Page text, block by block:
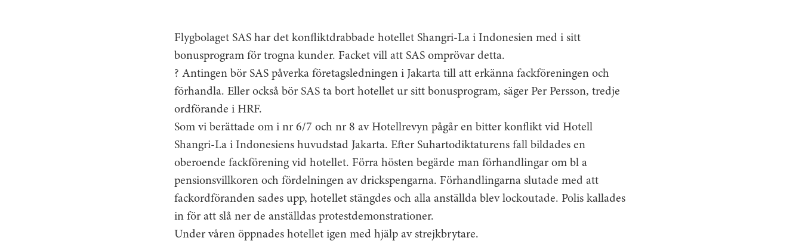
Flygbolaget SAS har det konfliktdrabbade hotellet Shangri-La i Indonesien med i sitt
bonusprogram för trogna kunder. Facket vill att SAS omprövar detta.
? Antingen bör SAS påverka företagsledningen i Jakarta till att erkänna fackföreningen och
förhandla. Eller också bör SAS ta bort hotellet ur sitt bonusprogram, säger Per Persson, tredje
ordförande i HRF.
Som vi berättade om i nr 6/7 och nr 8 av Hotellrevyn pågår en bitter konflikt vid Hotell
Shangri-La i Indonesiens huvudstad Jakarta. Efter Suhartodiktaturens fall bildades en
oberoende fackförening vid hotellet. Förra hösten begärde man förhandlingar om bl a
pensionsvillkoren och fördelningen av drickspengarna. Förhandlingarna slutade med att
fackordföranden sades upp, hotellet stängdes och alla anställda blev lockoutade. Polis kallades
in för att slå ner de anställdas protestdemonstrationer.
Under våren öppnades hotellet igen med hjälp av strejkbrytare.